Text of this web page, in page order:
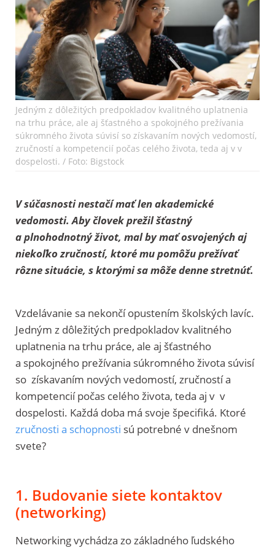
Jedným z dôležitých predpokladov kvalitného uplatnenia
na trhu práce, ale aj šťastného a spokojného prežívania
súkromného života súvisí so získavaním nových vedomostí,
zručností a kompetencií počas celého života, teda aj v v
dospelosti. / Foto: Bigstock
V súčasnosti nestačí mať len akademické
vedomosti. Aby človek prežil šťastný
a plnohodnotný život, mal by mať osvojených aj
niekoľko zručností, ktoré mu pomôžu prežívať
rôzne situácie, s ktorými sa môže denne stretnúť.
Vzdelávanie sa nekončí opustením školských lavíc.
Jedným z dôležitých predpokladov kvalitného
uplatnenia na trhu práce, ale aj šťastného
a spokojného prežívania súkromného života súvisí
so získavaním nových vedomostí, zručností a
kompetencií počas celého života, teda aj v v
dospelosti. Každá doba má svoje špecifiká. Ktoré
zručnosti a schopnosti sú potrebné v dnešnom
svete?
1. Budovanie siete kontaktov
(networking)
Networking vychádza zo základného ľudského